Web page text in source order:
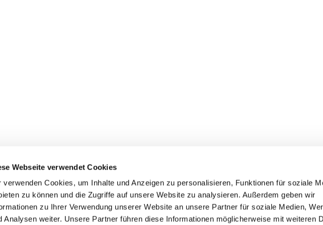
Webseite verwendet Cookies
verwenden Cookies, um Inhalte und Anzeigen zu personalisieren, Funktionen für soziale
zu können und die Zugriffe auf unsere Website zu analysieren. Außerdem geben wir
zu Ihrer Verwendung unserer Website an unsere Partner für soziale Medien,
Analysen weiter. Unsere Partner führen diese Informationen möglicherweise mit weiteren
St.
Kontaktinformationen,Erklärung zur Barrierefreiheit